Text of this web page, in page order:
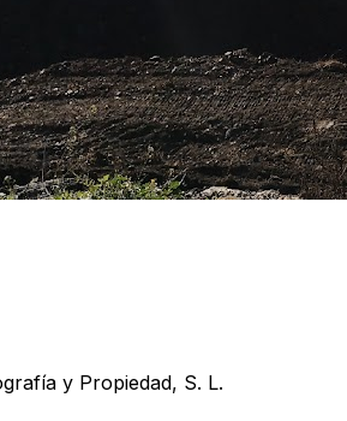
y Propiedad, S. L.